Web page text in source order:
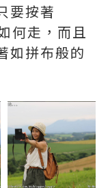
要按著
何走，而且
如拼布般的